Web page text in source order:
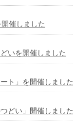
催しました
いを開催しました
ト」を開催しました
どい」開催しました